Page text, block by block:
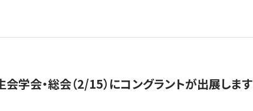
学会・総会（2/15）にコングラントが出展します